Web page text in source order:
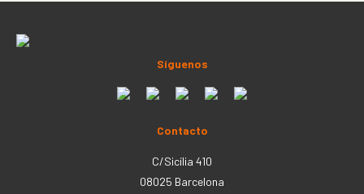
Síguenos
Contacto
C/Sicília 410
08025 Barcelona